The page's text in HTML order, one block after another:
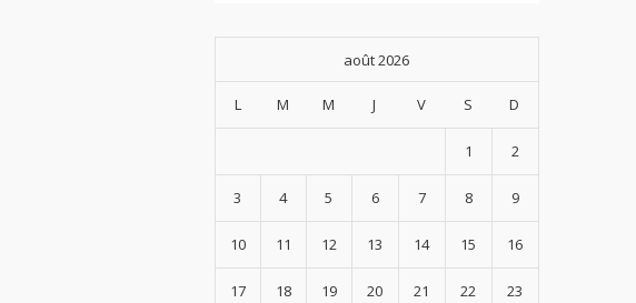
août 2026
L M M J V S D
1 2
3 4 5 6 7 8 9
10 11 12 13 14 15 16
17 18 19 20 21 22 23